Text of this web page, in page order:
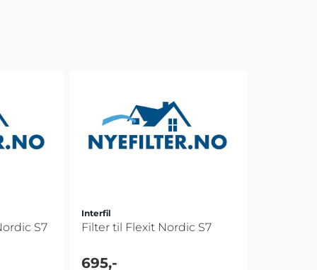
S7
Interfil
Filter til Flexit Nordic S7
695,-